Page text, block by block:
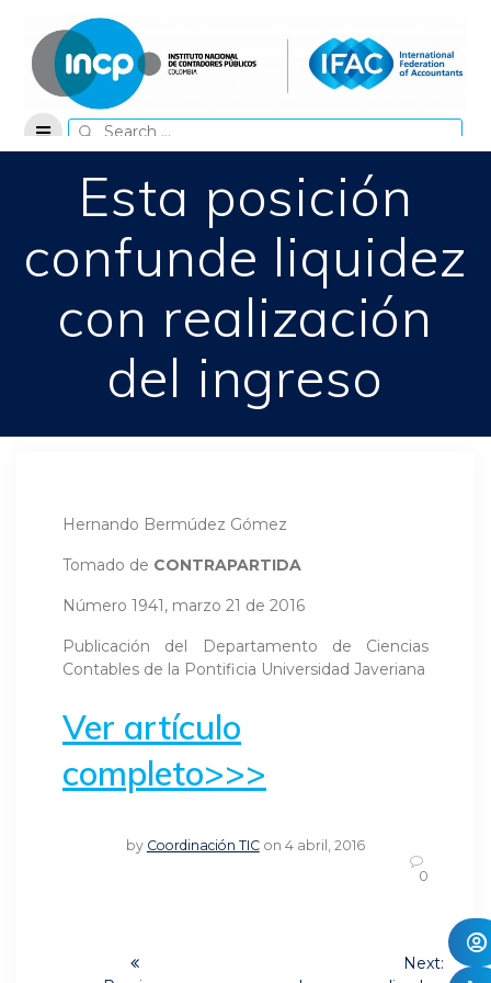
content
Search
for:
Esta posición
confunde liquidez
con realización
del ingreso
Hernando Bermúdez Gómez
Tomado de CONTRAPARTIDA
Número 1941, marzo 21 de 2016
Publicación del Departamento de Ciencias
Contables de la Pontificia Universidad Javeriana
Ver artículo
completo>>>
by Coordinación TIC on 4 abril, 2016
0
Navegación
Next: